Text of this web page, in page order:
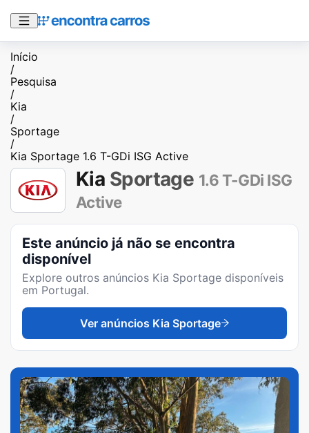
Início
/
Pesquisa
/
Kia
/
Sportage
/
Kia Sportage 1.6 T-GDi ISG Active
Kia Sportage 1.6 T-GDi ISG
Active
Este anúncio já não se encontra
disponível
Explore outros anúncios Kia Sportage disponíveis
em Portugal.
Ver anúncios Kia Sportage